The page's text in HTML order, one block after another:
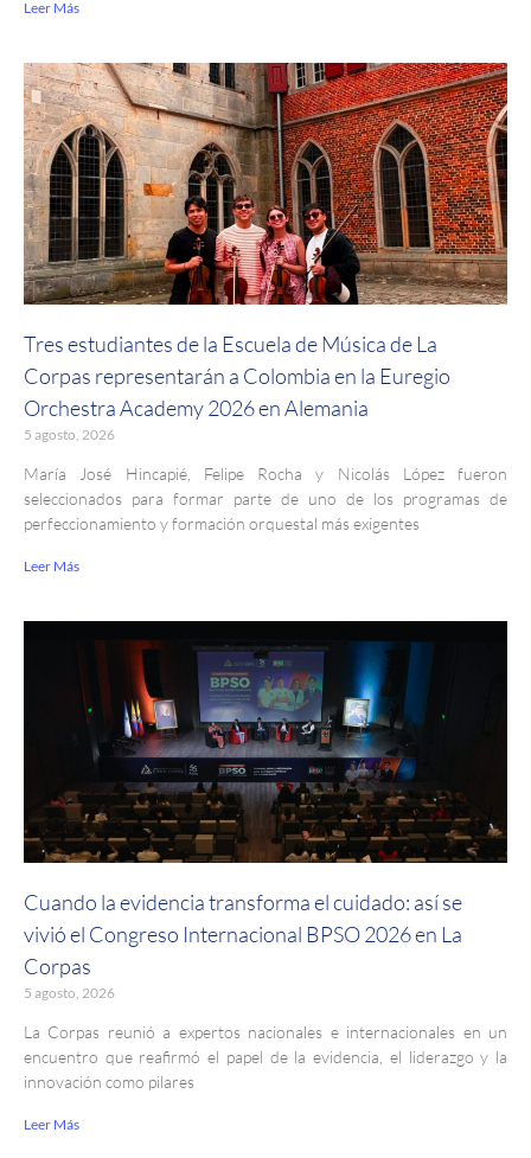
Leer Más
Tres estudiantes de la Escuela de Música de La
Corpas representarán a Colombia en la Euregio
Orchestra Academy 2026 en Alemania
5 agosto, 2026
María José Hincapié, Felipe Rocha y Nicolás López fueron
seleccionados para formar parte de uno de los programas de
perfeccionamiento y formación orquestal más exigentes
Leer Más
Cuando la evidencia transforma el cuidado: así se
vivió el Congreso Internacional BPSO 2026 en La
Corpas
5 agosto, 2026
La Corpas reunió a expertos nacionales e internacionales en un
encuentro que reafirmó el papel de la evidencia, el liderazgo y la
innovación como pilares
Leer Más